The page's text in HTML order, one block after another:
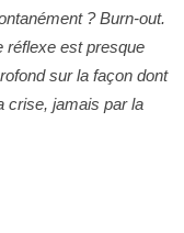
? Burn-out.
réflexe est presque
sur la façon dont
crise, jamais par la